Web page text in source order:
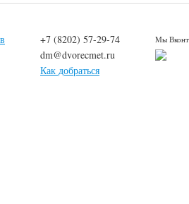
+7 (8202) 57-29-74
dm@dvorecmet.ru
Как добраться
Мы